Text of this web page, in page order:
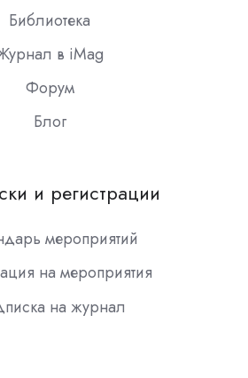
Библиотека
в iMag
Форум
Блог
и регистрации
мероприятий
на мероприятия
на журнал